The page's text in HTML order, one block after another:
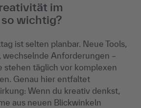
im
wichtig?
ist selten planbar. Neue Tools,
wechselnde Anforderungen –
stehen täglich vor komplexen
Genau hier entfaltet
Wenn du kreativ denkst,
aus neuen Blickwinkeln